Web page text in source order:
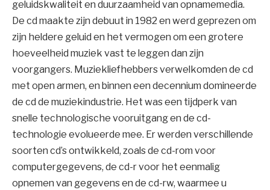
geluidskwaliteit en duurzaamheid van opnamemedia.
De cd maakte zijn debuut in 1982 en werd geprezen om
zijn heldere geluid en het vermogen om een grotere
hoeveelheid muziek vast te leggen dan zijn
voorgangers. Muziekliefhebbers verwelkomden de cd
met open armen, en binnen een decennium domineerde
de cd de muziekindustrie. Het was een tijdperk van
snelle technologische vooruitgang en de cd-
technologie evolueerde mee. Er werden verschillende
soorten cd’s ontwikkeld, zoals de cd-rom voor
computergegevens, de cd-r voor het eenmalig
opnemen van gegevens en de cd-rw, waarmee u